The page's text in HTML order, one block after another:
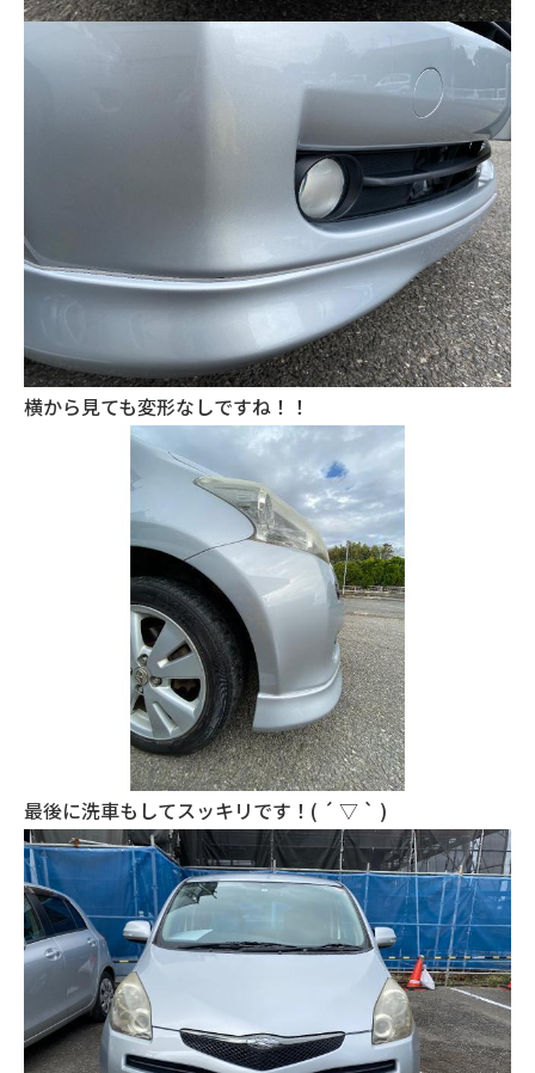
横から見ても変形なしですね！！
最後に洗車もしてスッキリです！( ´ ▽ ` )